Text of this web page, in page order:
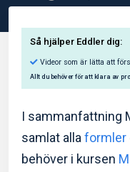
Så hjälper
I sammanfattning
samlat allaformler
behöver i kursen